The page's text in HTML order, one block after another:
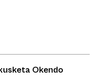
Okendo